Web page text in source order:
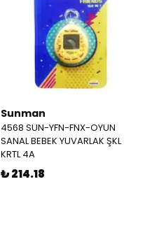
Sunman
4568 SUN-YFN-FNX-OYUN
SANAL BEBEK YUVARLAK ŞKL
KRTL 4A
₺ 214.18